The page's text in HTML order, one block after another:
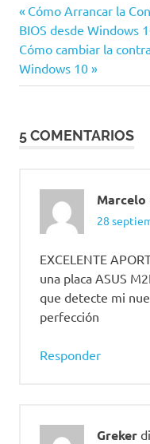
Windows
10
Navegación
de
entradas
Entrada
anterior:
Cómo Arrancar la
BIOS desde Windows
Siguiente
entrada:
Cómo cambiar la
Windows 10
5 COMENTARIOS
Marcelo
28
EXCELENTE
una placa ASUS
que detecte mi
perfección
Responder
Greker